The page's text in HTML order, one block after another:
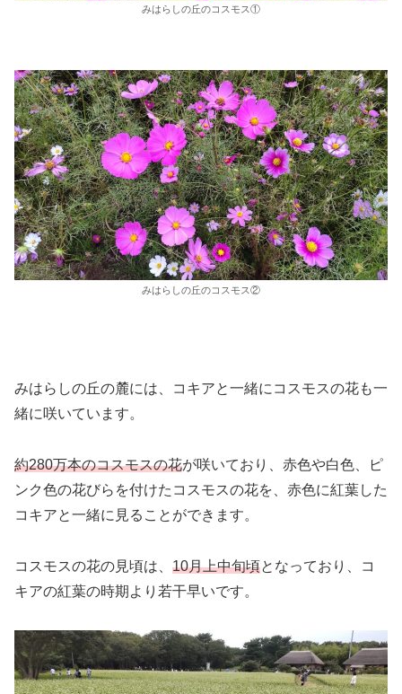
みはらしの丘のコスモス①
みはらしの丘のコスモス②
みはらしの丘の麓には、コキアと一緒にコスモスの花も一
緒に咲いています。
約280万本のコスモスの花が咲いており、赤色や白色、ピ
ンク色の花びらを付けたコスモスの花を、赤色に紅葉した
コキアと一緒に見ることができます。
コスモスの花の見頃は、 10月上中旬頃となっており、コ
キアの紅葉の時期より若干早いです。